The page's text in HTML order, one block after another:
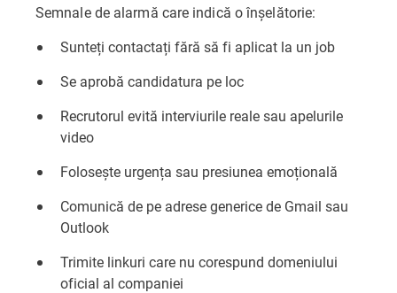
Semnale de alarmă care indică o înșelătorie:
Sunteți contactați fără să fi aplicat la un job
Se aprobă candidatura pe loc
Recrutorul evită interviurile reale sau apelurile
video
Folosește urgența sau presiunea emoțională
Comunică de pe adrese generice de Gmail sau
Outlook
Trimite linkuri care nu corespund domeniului
oficial al companiei